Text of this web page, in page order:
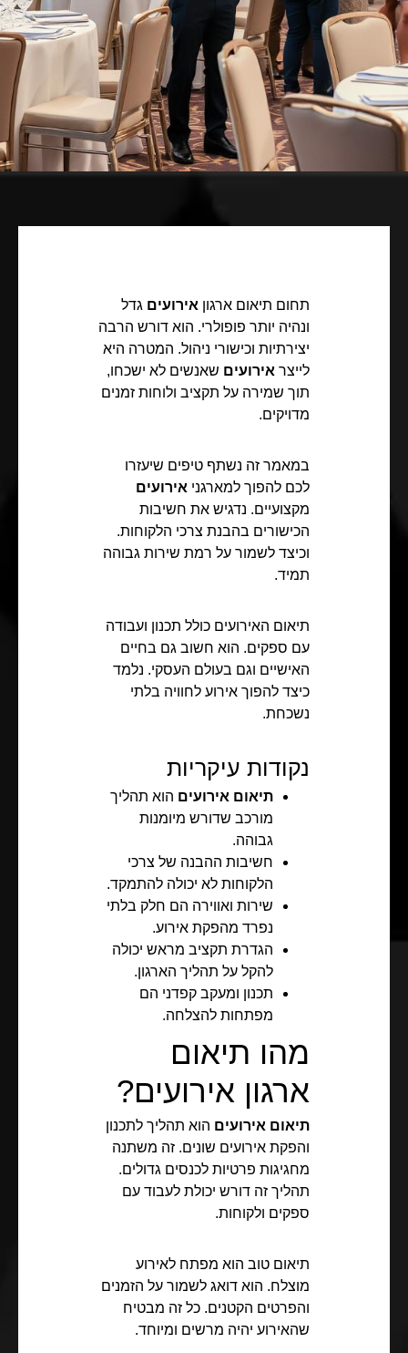
תחום תיאום ארגון אירועים גדל
ונהיה יותר פופולרי. הוא דורש הרבה
יצירתיות וכישורי ניהול. המטרה היא
לייצר אירועים שאנשים לא ישכחו,
תוך שמירה על תקציב ולוחות זמנים
מדויקים.
במאמר זה נשתף טיפים שיעזרו
לכם להפוך למארגני אירועים
מקצועיים. נדגיש את חשיבות
הכישורים בהבנת צרכי הלקוחות.
וכיצד לשמור על רמת שירות גבוהה
תמיד.
תיאום האירועים כולל תכנון ועבודה
עם ספקים. הוא חשוב גם בחיים
האישיים וגם בעולם העסקי. נלמד
כיצד להפוך אירוע לחוויה בלתי
נשכחת.
נקודות עיקריות
תיאום אירועים הוא תהליך
מורכב שדורש מיומנות
גבוהה.
חשיבות ההבנה של צרכי
הלקוחות לא יכולה להתמקד.
שירות ואווירה הם חלק בלתי
נפרד מהפקת אירוע.
הגדרת תקציב מראש יכולה
להקל על תהליך הארגון.
תכנון ומעקב קפדני הם
מפתחות להצלחה.
מהו תיאום
ארגון אירועים?
תיאום אירועים הוא תהליך לתכנון
והפקת אירועים שונים. זה משתנה
מחגיגות פרטיות לכנסים גדולים.
תהליך זה דורש יכולת לעבוד עם
ספקים ולקוחות.
תיאום טוב הוא מפתח לאירוע
מוצלח. הוא דואג לשמור על הזמנים
והפרטים הקטנים. כל זה מבטיח
שהאירוע יהיה מרשים ומיוחד.